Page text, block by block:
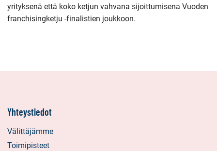
yrityksenä että koko ketjun vahvana sijoittumisena Vuoden
franchisingketju -finalistien joukkoon.
Yhteystiedot
Välittäjämme
Toimipisteet